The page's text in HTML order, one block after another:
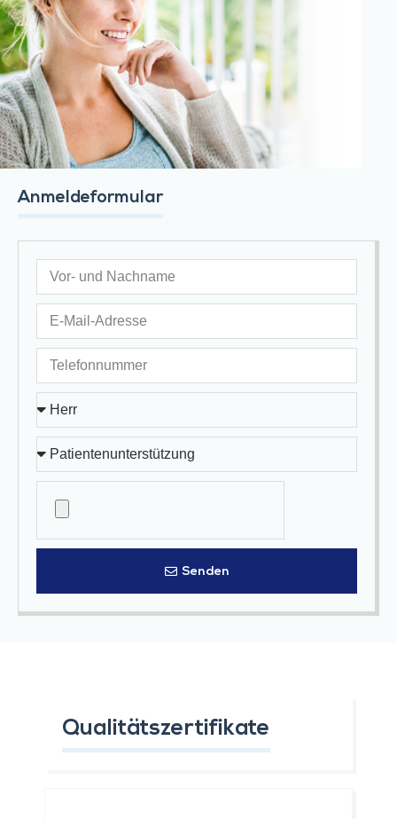
Anmeldeformular
Senden
Qualitätszertifikate